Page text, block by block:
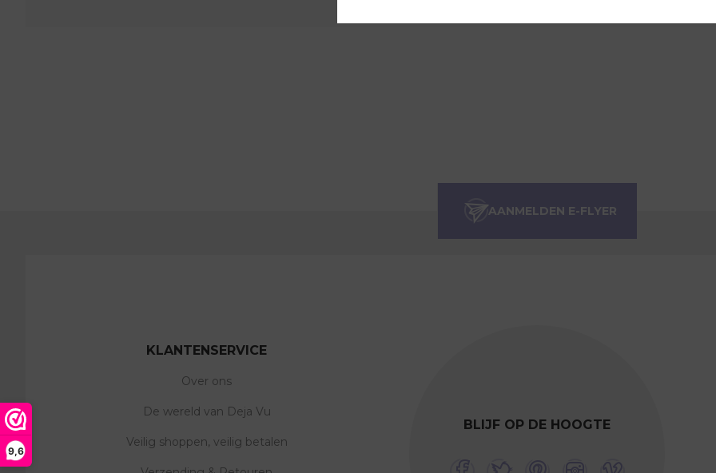
9,6
BLIJF OP DE HOOGTE
KLANTENSERVICE
Over ons
De wereld van Deja Vu
Veilig shoppen, veilig betalen